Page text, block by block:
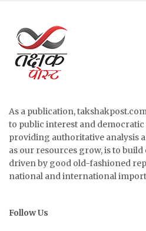
As a publication,
to public interest and
providing authoritative analysis
as our resources grow, is to
driven by good old-fashioned
national and international
Follow Us